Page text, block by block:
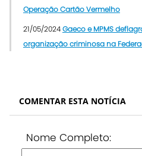
Operação Cartão Vermelho
21/05/2024Gaeco e MPMS
organização criminosa na
COMENTAR ESTA NOTÍCIA
Nome Completo: